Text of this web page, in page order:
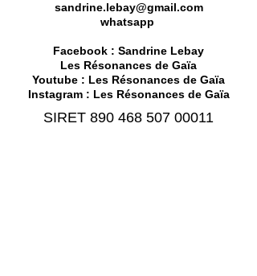
sandrine.lebay@gmail.com
whatsapp
Facebook : Sandrine Lebay
Les Résonances de Gaïa
Youtube : Les Résonances de Gaïa
Instagram : Les Résonances de Gaïa
SIRET 890 468 507 00011